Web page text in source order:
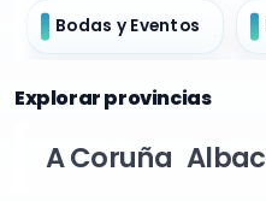
Bodas y Eventos
Explorar provincias
A Coruña